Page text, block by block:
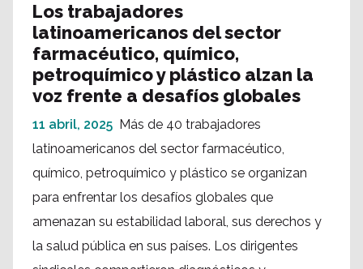
Los trabajadores
latinoamericanos del sector
farmacéutico, químico,
petroquímico y plástico alzan la
voz frente a desafíos globales
11 abril, 2025 Más de 40 trabajadores
latinoamericanos del sector farmacéutico,
químico, petroquímico y plástico se organizan
para enfrentar los desafíos globales que
amenazan su estabilidad laboral, sus derechos y
la salud pública en sus países. Los dirigentes